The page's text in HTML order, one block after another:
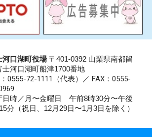
河口湖町役場〒401-0392 山梨県南都留
士河口湖町船津1700番地
0555-72-1111 （代表）／ FAX：0555-
日時／月〜金曜日 午前8時30分〜午後
分（祝日、12月29日〜1月3日を除く）